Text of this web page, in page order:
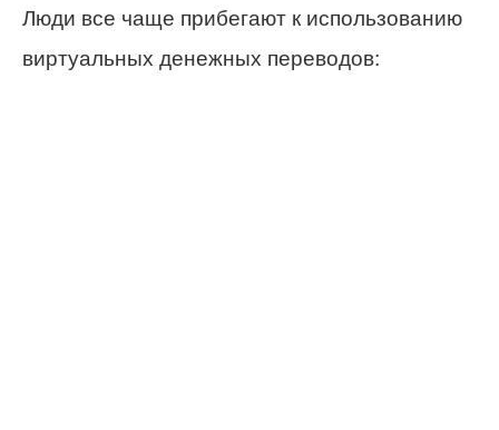
Люди все чаще прибегают к использованию
виртуальных денежных переводов: